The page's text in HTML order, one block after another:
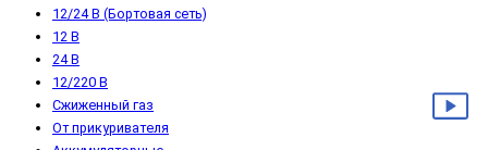
12/24 В (Бортовая сеть)
12 В
24 В
12/220 В
Сжиженный газ
От прикуривателя